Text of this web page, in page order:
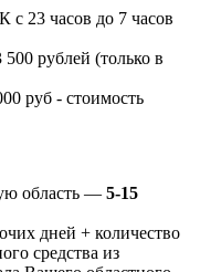
с 23 часов до 7 часов
рублей (только в
руб - стоимость
область — 5-15
дней + количество
средства из